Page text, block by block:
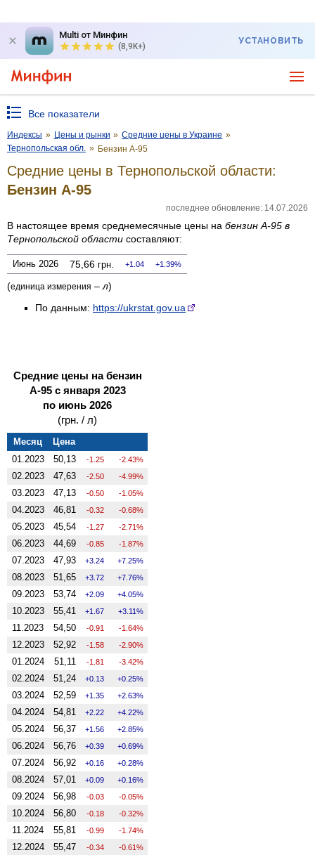
Multi от Минфин
(8,9K+)
УСТАНОВИТЬ
Все показатели
Индексы » Цены и рынки » Средние цены в Украине »
Тернопольская обл. » Бензин А-95
Средние цены в Тернопольской области:
Бензин А-95
последнее обновление: 14.07.2026
В настоящее время среднемесячные цены на бензин А-95 в
Тернопольской области составляют:
Июнь 2026 75,66 грн. 1.04 1.39%
(единица измерения – л)
По данным: https://ukrstat.gov.ua
Средние цены на бензин
А-95 с января 2023
по июнь 2026
(грн. / л)
Месяц
Цена
01.2023
50,13 -1.25 -2.43%
02.2023 47,63 -2.50 -4.99%
03.2023 47,13 -0.50 -1.05%
04.2023 46,81 -0.32 -0.68%
05.2023 45,54 -1.27 -2.71%
06.2023 44,69 -0.85 -1.87%
07.2023 47,93 3.24 7.25%
08.2023 51,65 3.72 7.76%
09.2023 53,74 2.09 4.05%
10.2023 55,41 1.67 3.11%
11.2023 54,50 -0.91 -1.64%
12.2023 52,92 -1.58 -2.90%
01.2024 51,11 -1.81 -3.42%
02.2024 51,24 0.13 0.25%
03.2024 52,59 1.35 2.63%
04.2024 54,81 2.22 4.22%
05.2024 56,37 1.56 2.85%
06.2024 56,76 0.39 0.69%
07.2024 56,92 0.16 0.28%
08.2024 57,01 0.09 0.16%
09.2024 56,98 -0.03 -0.05%
10.2024 56,80 -0.18 -0.32%
11.2024 55,81 -0.99 -1.74%
12.2024 55,47 -0.34 -0.61%